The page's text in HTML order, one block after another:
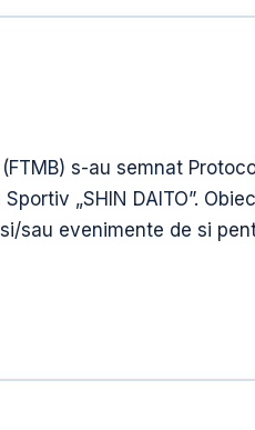
s-au semnat
„SHIN DAITO”.
sau evenimente de si